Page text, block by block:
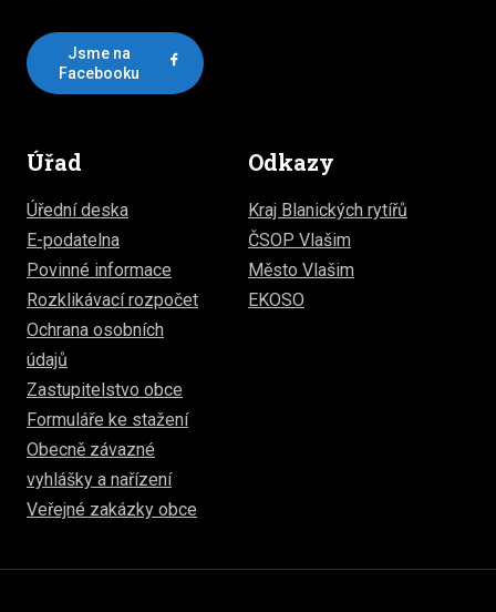
Jsme na
Facebooku
Úřad
Úřední deska
E-podatelna
Povinné informace
Rozklikávací rozpočet
Ochrana osobních
údajů
Zastupitelstvo obce
Formuláře ke stažení
Obecně závazné
vyhlášky a nařízení
Veřejné zakázky obce
Odkazy
Kraj Blanických rytířů
ČSOP Vlašim
Město Vlašim
EKOSO